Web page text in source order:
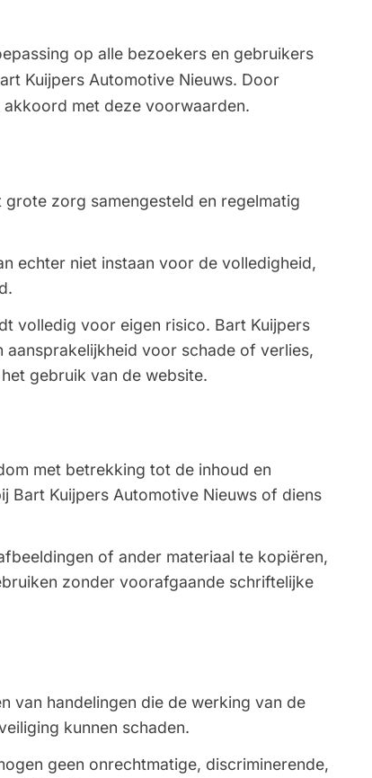
op alle bezoekers en gebruikers
Kuijpers Automotive Nieuws. Door
met deze voorwaarden.
zorg samengesteld en regelmatig
echter niet instaan voor de volledigheid,
volledig voor eigen risico. Bart Kuijpers
aansprakelijkheid voor schade of verlies,
gebruik van de website.
met betrekking tot de inhoud en
Bart Kuijpers Automotive Nieuws of diens
of ander materiaal te kopiëren,
zonder voorafgaande schriftelijke
van handelingen die de werking van de
kunnen schaden.
geen onrechtmatige, discriminerende,